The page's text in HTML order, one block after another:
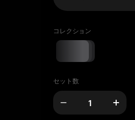
コレクション
セット数